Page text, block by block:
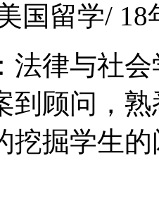
国留学/ 18
法律与社
到顾问，
挖掘学生